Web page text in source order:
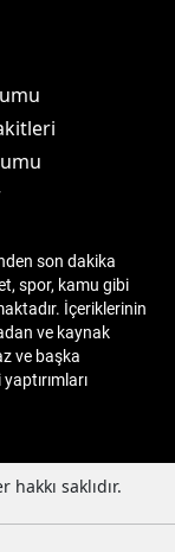
son dakika
spor, kamu gibi
İçeriklerinin
ve kaynak
ve başka
saklıdır.